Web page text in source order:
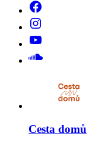
Cesta domů